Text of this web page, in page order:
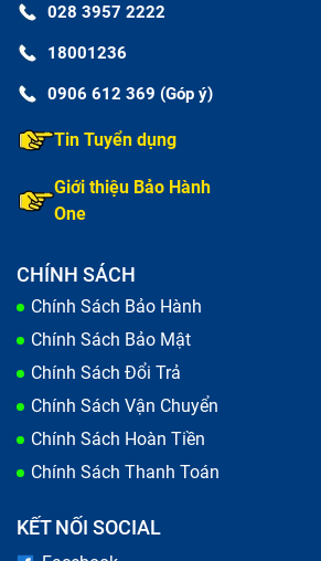
trọng, có thể do lỗi đèn nền hoặc
nối, blacklight, Cable LCD, cao áp.
có thể gặp phải hiện tượng màn hình
bị nứt do va đập.
Các vấn đề khác bao gồm hiện
bạn gặp phải bất kỳ dấu hiệu nào
sửa chữa ngay để tránh làm hỏng
khác.
028 3957 2222
18001236
0906 612 369 (Góp ý)
Tin Tuyển dụng
Giới thiệu Bảo Hành
One
CHÍNH SÁCH
Chính Sách Bảo Hành
Chính Sách Bảo Mật
Chính Sách Đổi Trả
Chính Sách Vận Chuyển
Chính Sách Hoàn Tiền
Chính Sách Thanh Toán
KẾT NỐI SOCIAL